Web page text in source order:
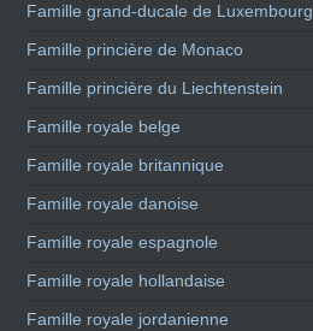
Famille grand-ducale de Luxembourg
Famille princière de Monaco
Famille princière du Liechtenstein
Famille royale belge
Famille royale britannique
Famille royale danoise
Famille royale espagnole
Famille royale hollandaise
Famille royale jordanienne